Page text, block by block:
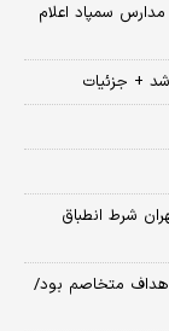
سمپاد اعلام
+ جزئیات
شرط انطباق
متخاصم بود/